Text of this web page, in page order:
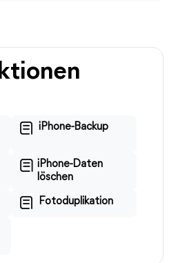
iPhone-Backup
iPhone-Daten
löschen
Fotoduplikation